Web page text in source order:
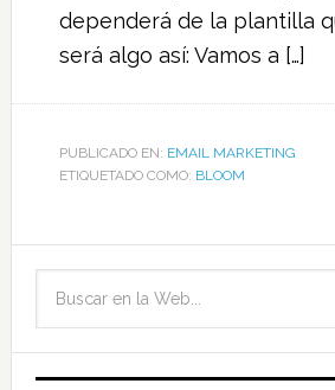
dependerá de la plantilla
será algo así: Vamos a […]
PUBLICADO EN: EMAIL MARKETING
ETIQUETADO COMO: BLOOM